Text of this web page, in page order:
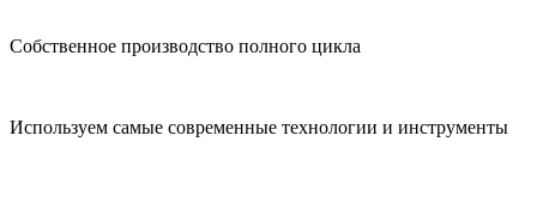
Собственное производство полного цикла
Используем самые современные технологии и инструменты